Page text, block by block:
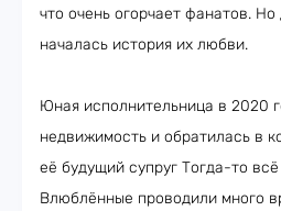
что очень огорчает фанатов.
началась история их любви.
Юная исполнительница в 2020
недвижимость и обратилась в
её будущий супруг Тогда-то
Влюблённые проводили много